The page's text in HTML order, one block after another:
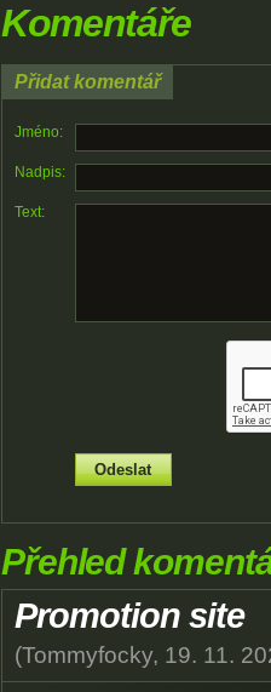
Komentáře
Přidat komentář
Jméno:
Nadpis:
Text:
Přehled
Promotion site
(Tommyfocky, 19. 11.